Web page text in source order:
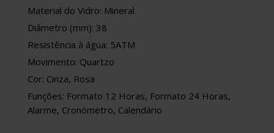
Material do Vidro: Mineral
Diâmetro (mm): 38
Resistência à água: 5ATM
Movimento: Quartzo
Cor: Cinza, Rosa
Funções: Formato 12 Horas, Formato 24 Horas,
Alarme, Cronómetro, Calendário